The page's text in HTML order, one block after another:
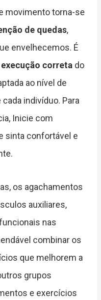
movimento torna-se
de quedas,
envelhecemos. É
execução correta do
ao nível de
indivíduo. Para
Inicie com
sinta confortável e
os agachamentos
auxiliares,
nas
combinar os
que melhorem a
grupos
e exercícios